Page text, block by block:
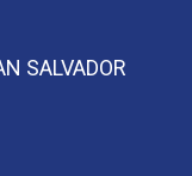
SALVADOR